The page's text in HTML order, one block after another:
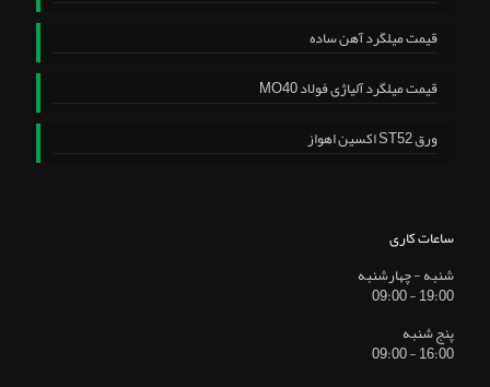
قیمت میلگرد آهن ساده
قیمت میلگرد آلیاژی فولاد MO40
ورق ST52 اکسین اهواز
ساعات کاری
شنبه - چهارشنبه
19:00 - 09:00
پنج شنبه
16:00 - 09:00